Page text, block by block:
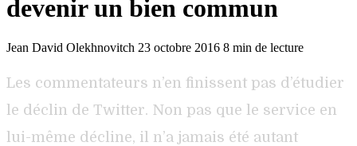
devenir un bien commun
Jean David Olekhnovitch 23 octobre 2016 8 min de lecture
Les commentateurs n’en finissent pas d’étudier
le déclin de Twitter. Non pas que le service en
lui-même décline, il n’a jamais été autant